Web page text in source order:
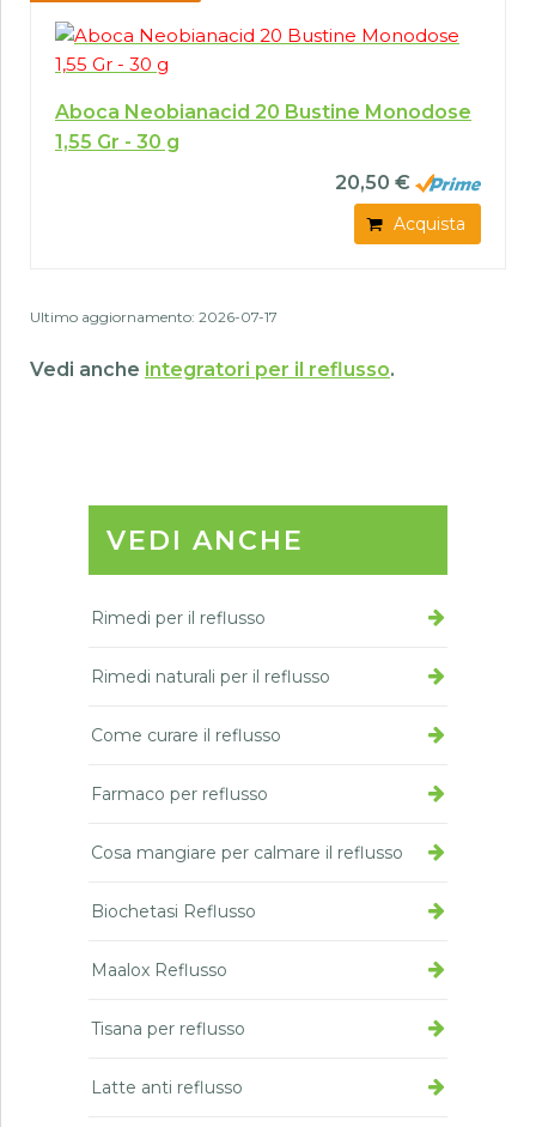
Aboca Neobianacid 20 Bustine Monodose
1,55 Gr - 30 g
20,50 €
Acquista
Ultimo aggiornamento: 2026-07-17
Vedi anche integratori per il reflusso.
VEDI ANCHE
Rimedi per il reflusso
Rimedi naturali per il reflusso
Come curare il reflusso
Farmaco per reflusso
Cosa mangiare per calmare il reflusso
Biochetasi Reflusso
Maalox Reflusso
Tisana per reflusso
Latte anti reflusso